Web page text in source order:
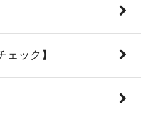
ェック】